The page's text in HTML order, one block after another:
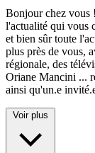
Bonjour chez vous
l'actualité qui vous
et bien sûr toute
plus près de vous,
régionale, des
Oriane Mancini ...
ainsi qu'un.e
Voir plus